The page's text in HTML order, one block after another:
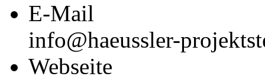
E-Mail
info@haeussler-
Webseite